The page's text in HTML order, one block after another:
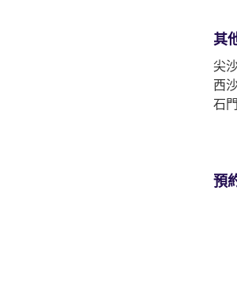
其
尖
西
石
預